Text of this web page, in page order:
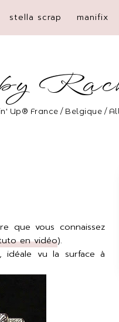
stella scrap manifix
Up® France / Belgique /
que vous connaissez
en vidéo).
idéale vu la surface à